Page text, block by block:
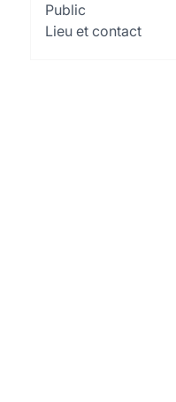
Public
Lieu et contact